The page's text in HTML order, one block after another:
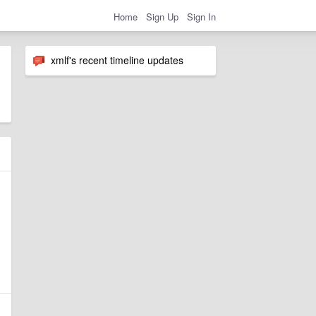
Home Sign Up Sign In
xmlf's recent timeline updates